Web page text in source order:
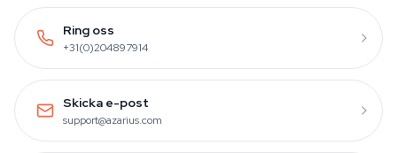
Ring oss
+31(0)204897914
Skicka e-post
support@azarius.com